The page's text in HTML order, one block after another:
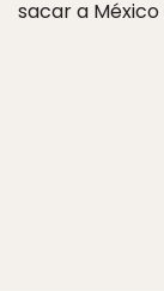
sacar a México